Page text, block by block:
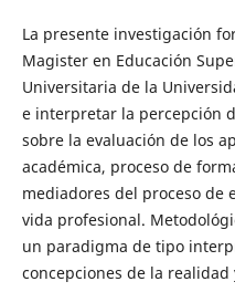
La presente investigación
Magister en Educación
Universitaria de la
e interpretar la percepción
sobre la evaluación de los
académica, proceso de
mediadores del proceso de
vida profesional.
un paradigma de tipo
concepciones de la realidad